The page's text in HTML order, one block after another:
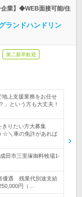
企業】◆WEB面接可能/住
ランドハンドリン
第二新卒歓迎
上支援業務をお任せ
という方も大丈夫！
りたい方大募集
☆＼車の免許があれば
田市三里塚御料牧場1-
優遇 残業代別途支給
円（…